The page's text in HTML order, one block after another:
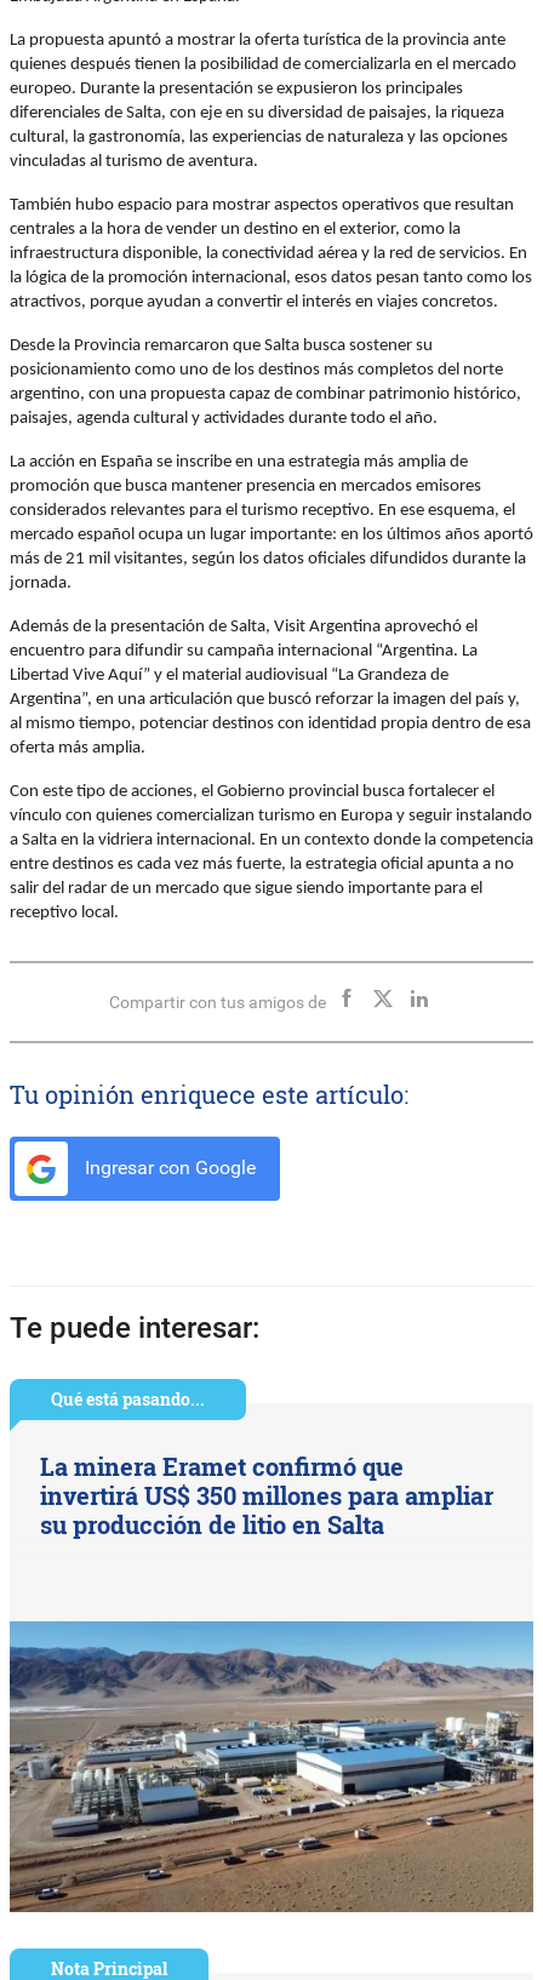
La propuesta apuntó a mostrar la oferta turística de la provincia ante
quienes después tienen la posibilidad de comercializarla en el mercado
europeo. Durante la presentación se expusieron los principales
diferenciales de Salta, con eje en su diversidad de paisajes, la riqueza
cultural, la gastronomía, las experiencias de naturaleza y las opciones
vinculadas al turismo de aventura.
También hubo espacio para mostrar aspectos operativos que resultan
centrales a la hora de vender un destino en el exterior, como la
infraestructura disponible, la conectividad aérea y la red de servicios. En
la lógica de la promoción internacional, esos datos pesan tanto como los
atractivos, porque ayudan a convertir el interés en viajes concretos.
Desde la Provincia remarcaron que Salta busca sostener su
posicionamiento como uno de los destinos más completos del norte
argentino, con una propuesta capaz de combinar patrimonio histórico,
paisajes, agenda cultural y actividades durante todo el año.
La acción en España se inscribe en una estrategia más amplia de
promoción que busca mantener presencia en mercados emisores
considerados relevantes para el turismo receptivo. En ese esquema, el
mercado español ocupa un lugar importante: en los últimos años aportó
más de 21 mil visitantes, según los datos oficiales difundidos durante la
jornada.
Además de la presentación de Salta, Visit Argentina aprovechó el
encuentro para difundir su campaña internacional “Argentina. La
Libertad Vive Aquí” y el material audiovisual “La Grandeza de
Argentina”, en una articulación que buscó reforzar la imagen del país y,
al mismo tiempo, potenciar destinos con identidad propia dentro de esa
oferta más amplia.
Con este tipo de acciones, el Gobierno provincial busca fortalecer el
vínculo con quienes comercializan turismo en Europa y seguir instalando
a Salta en la vidriera internacional. En un contexto donde la competencia
entre destinos es cada vez más fuerte, la estrategia oficial apunta a no
salir del radar de un mercado que sigue siendo importante para el
receptivo local.
Compartir con tus amigos de
Tu opinión enriquece este artículo:
Ingresar con Google
Te puede interesar:
Qué está pasando...
La minera Eramet confirmó que
invertirá US$ 350 millones para ampliar
su producción de litio en Salta
Nota Principal